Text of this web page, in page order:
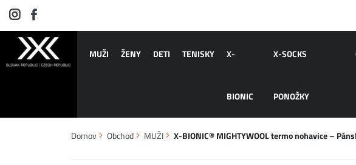
MUŽI ŽENY DETI TENISKY X-
BIONIC
X-SOCKS
PONOŽKY
Domov Obchod MUŽI X-BIONIC® MIGHTYWOOL termo nohavice –